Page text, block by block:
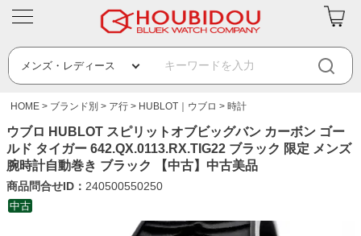
HOME ブランド別 ア行 HUBLOT｜ウブロ 時計
ウブロ HUBLOT スピリットオブビッグバン カーボン ゴー
ルド タイガー 642.QX.0113.RX.TIG22 ブラック 限定 メンズ
腕時計自動巻き ブラック 【中古】中古美品
商品問合せID： 240500550250
中古